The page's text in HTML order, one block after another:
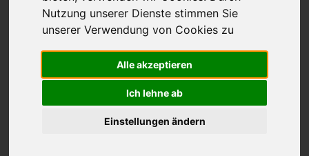
Nutzung unserer Dienste stimmen Sie
unserer Verwendung von Cookies zu
Alle akzeptieren
Ich lehne ab
Einstellungen ändern